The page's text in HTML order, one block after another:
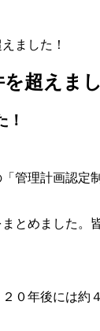
ました！
超えまし
！
管理計画認
めました。
０年後には